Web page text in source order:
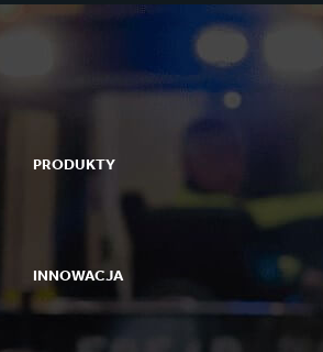
PRODUKTY
INNOWACJA